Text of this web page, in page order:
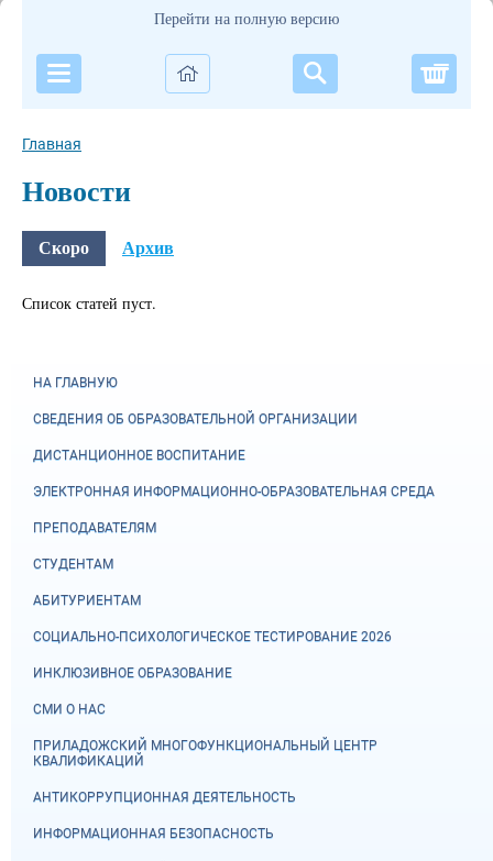
Перейти на полную версию
Главная
Новости
Скоро Архив
Список статей пуст.
НА ГЛАВНУЮ
СВЕДЕНИЯ ОБ ОБРАЗОВАТЕЛЬНОЙ ОРГАНИЗАЦИИ
ДИСТАНЦИОННОЕ ВОСПИТАНИЕ
ЭЛЕКТРОННАЯ ИНФОРМАЦИОННО-ОБРАЗОВАТЕЛЬНАЯ СРЕДА
ПРЕПОДАВАТЕЛЯМ
СТУДЕНТАМ
АБИТУРИЕНТАМ
СОЦИАЛЬНО-ПСИХОЛОГИЧЕСКОЕ ТЕСТИРОВАНИЕ 2026
ИНКЛЮЗИВНОЕ ОБРАЗОВАНИЕ
СМИ О НАС
ПРИЛАДОЖСКИЙ МНОГОФУНКЦИОНАЛЬНЫЙ ЦЕНТР
КВАЛИФИКАЦИЙ
АНТИКОРРУПЦИОННАЯ ДЕЯТЕЛЬНОСТЬ
ИНФОРМАЦИОННАЯ БЕЗОПАСНОСТЬ